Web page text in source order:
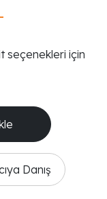
seçenekleri için
Danış